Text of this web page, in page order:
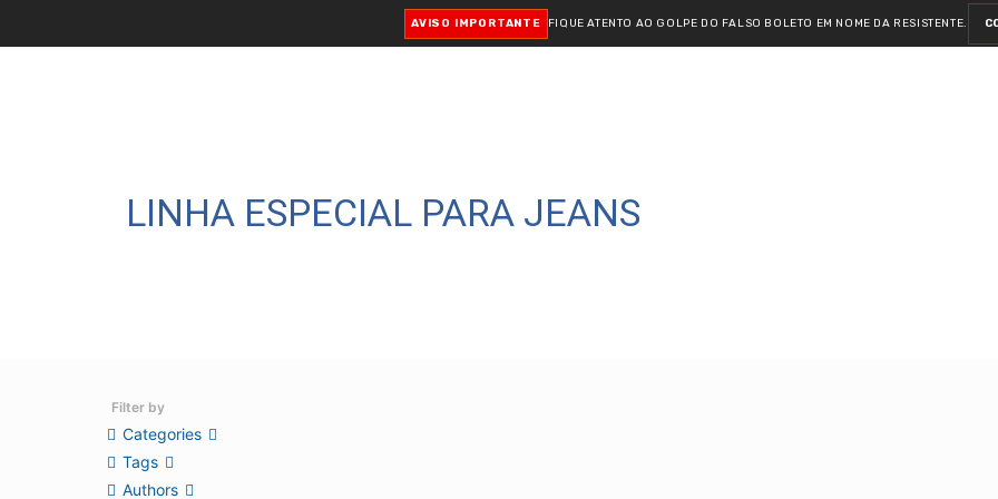
AVISO IMPORTANTE FIQUE ATENTO AO GOLPE DO FALSO BOLETO EM NOME DA RESISTENTE.
LINHA ESPECIAL PARA JEANS
Filter by
Categories
Tags
Authors